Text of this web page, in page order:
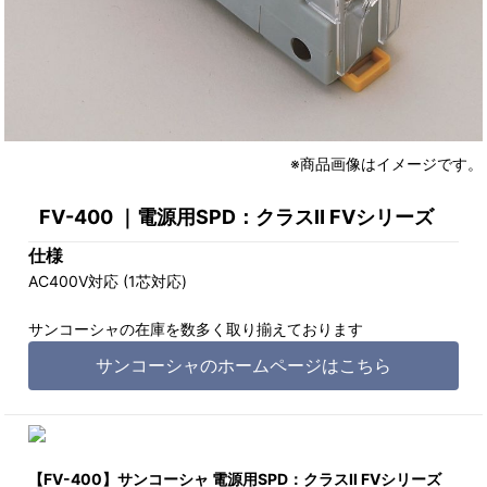
※商品画像はイメージです。
FV-400 ｜電源用SPD：クラスⅡ FVシリーズ
仕様
AC400V対応 (1芯対応)
サンコーシャの在庫を数多く取り揃えております
サンコーシャのホームページはこちら
【FV-400】サンコーシャ 電源用SPD：クラスⅡ FVシリーズ